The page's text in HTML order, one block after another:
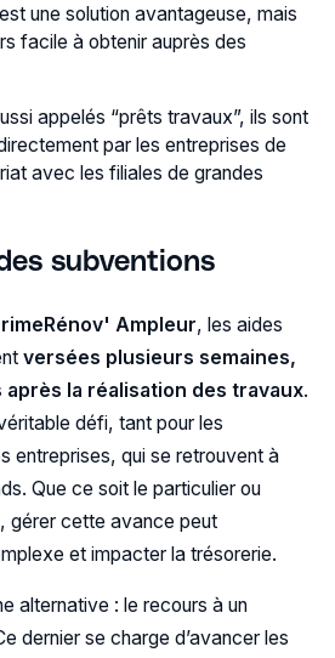
une solution avantageuse, mais
facile à obtenir auprès des
appelés “prêts travaux”, ils sont
par les entreprises de
avec les filiales de grandes
subventions
Ampleur, les aides
versées plusieurs semaines,
la réalisation des travaux.
défi, tant pour les
entreprises, qui se retrouvent à
Que ce soit le particulier ou
gérer cette avance peut
et impacter la trésorerie.
alternative : le recours à un
dernier se charge d’avancer les